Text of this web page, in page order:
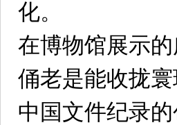
化。
在博物馆展示
俑老是能收拢
中国文件纪录